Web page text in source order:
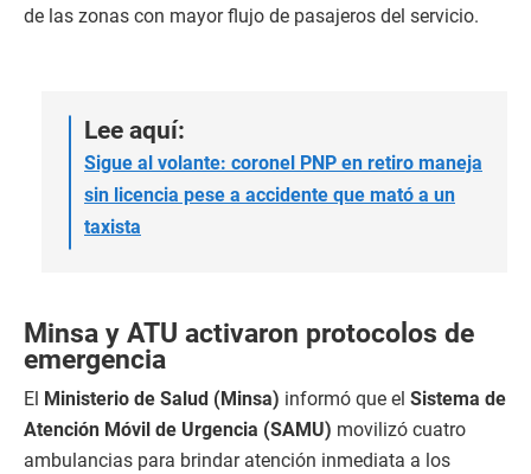
de las zonas con mayor flujo de pasajeros del servicio.
Lee aquí:
Sigue al volante: coronel PNP en retiro maneja
sin licencia pese a accidente que mató a un
taxista
Minsa y ATU activaron protocolos de
emergencia
El Ministerio de Salud (Minsa) informó que el Sistema de
Atención Móvil de Urgencia (SAMU) movilizó cuatro
ambulancias para brindar atención inmediata a los